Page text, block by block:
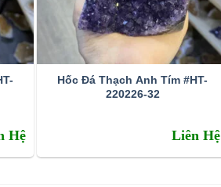
tím (amethyst)
Hệ
Hốc Đá Thạch Anh Tím #HT-
220226-32
Liên Hệ